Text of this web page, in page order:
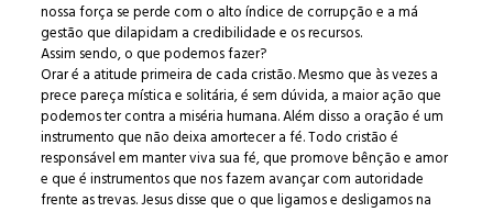
nossa força se perde com o alto índice de corrupção e a má
gestão que dilapidam a credibilidade e os recursos.
Assim sendo, o que podemos fazer?
Orar é a atitude primeira de cada cristão. Mesmo que às vezes a
prece pareça mística e solitária, é sem dúvida, a maior ação que
podemos ter contra a miséria humana. Além disso a oração é um
instrumento que não deixa amortecer a fé. Todo cristão é
responsável em manter viva sua fé, que promove bênção e amor
e que é instrumentos que nos fazem avançar com autoridade
frente as trevas. Jesus disse que o que ligamos e desligamos na